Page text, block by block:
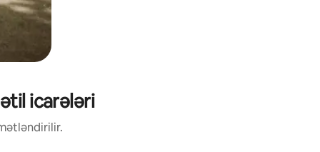
icarələri